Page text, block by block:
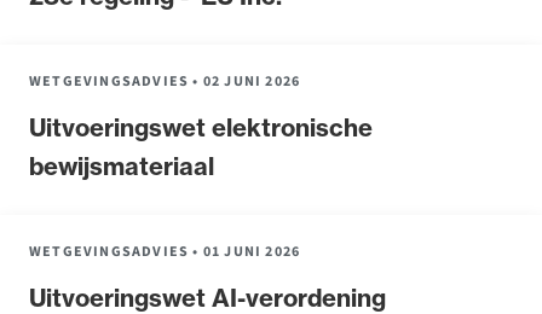
Uitvoeringswet elektronische
bewijsmateriaal
WETGEVINGSADVIES• 02 JUNI 2026
Uitvoeringswet AI-verordening
WETGEVINGSADVIES• 01 JUNI 2026